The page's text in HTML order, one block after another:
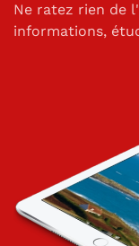
Ne ratez rien de
informations,